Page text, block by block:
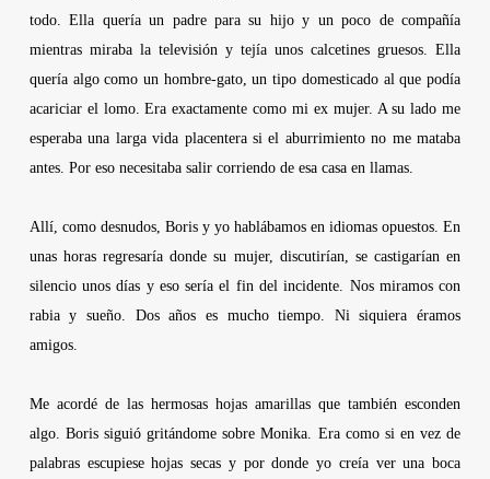
todo. Ella quería un padre para su hijo y un poco de compañía
mientras miraba la televisión y tejía unos calcetines gruesos. Ella
quería algo como un hombre-gato, un tipo domesticado al que podía
acariciar el lomo. Era exactamente como mi ex mujer. A su lado me
esperaba una larga vida placentera si el aburrimiento no me mataba
antes. Por eso necesitaba salir corriendo de esa casa en llamas.
Allí, como desnudos, Boris y yo hablábamos en idiomas opuestos. En
unas horas regresaría donde su mujer, discutirían, se castigarían en
silencio unos días y eso sería el fin del incidente. Nos miramos con
rabia y sueño. Dos años es mucho tiempo. Ni siquiera éramos
amigos.
Me acordé de las hermosas hojas amarillas que también esconden
algo. Boris siguió gritándome sobre Monika. Era como si en vez de
palabras escupiese hojas secas y por donde yo creía ver una boca